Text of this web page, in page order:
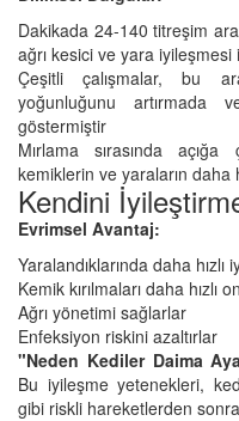
Dakikada 24-140 titreşim
ağrı kesici ve yara
Çeşitli çalışmalar, bu
yoğunluğunu artırmada
göstermiştir
Mırlama sırasında
kemiklerin ve yaraların daha
Kendini
Evrimsel Avantaj:
Yaralandıklarında daha hızlı
Kemik kırılmaları daha hızlı
Ağrı yönetimi sağlarlar
Enfeksiyon riskini azaltırlar
"Neden Kediler Daima
Bu iyileşme yetenekleri,
gibi riskli hareketlerden sonra